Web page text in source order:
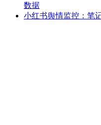
数据
小红书舆情监控：笔